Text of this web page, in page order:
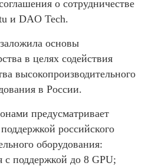
о сотрудничестве
и DAO Tech.
основы
в целях содействия
высокопроизводительного
в России.
предусматривает
российского
оборудования:
с поддержкой до 8 GPU;